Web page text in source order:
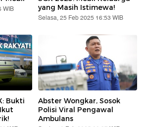
WIB
yang Masih Istimewa!
Selasa, 25 Feb 2025 16:53 WIB
Bukti
Abster Wongkar, Sosok
Polisi Viral Pengawal
Ambulans